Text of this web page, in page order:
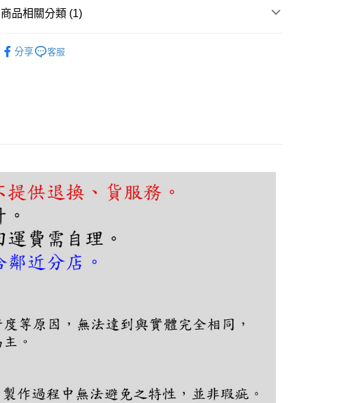
AFTEE先享後付是「在收到商品之後才付款」的支付方式。 讓您購物簡單
２．便利：只要手機號碼，簡訊認證，即可結帳。
３．安心：先確認商品／服務後，再付款。
絡購買商品的店家。未經商家同意取消之訂單仍視為有效，需透過AFTEE
先享後付繳納相關費用。
※ 交易是否成功請以「AFTEE先享後付 」之結帳頁面顯示為準，若有關於
付客戶支援中心」
【注意事項】
１．透過由恩沛科技股份有限公司提供之「AFTEE先享後付」服務完成之
交易，需依本服務之必要範圍內提供個人資料，並將交易相關給付款項請
３．未成年的使用者請事先徵得法定代理人或監護人之同意方可使用
「AFTEE先享後付」，若未經同意申辦者引起之損失，本公司不負相關責
任。
５．嚴禁一人註冊多個帳號或使用他人資訊註冊。若發現惡意使用之情
ATM付款
運送方式
商品相關分類 (1)
分享
客服